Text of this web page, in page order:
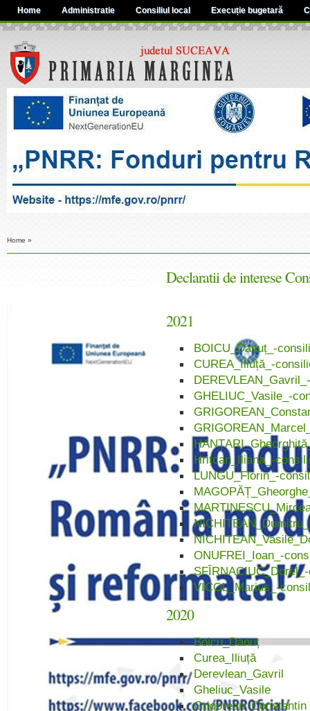
Home Administratie Consiliul local Execuție bugetară
Home »
Declaratii de interese
2021
BOICU_Danuț_-
CUREA_Iliuță_-
GHELIUC_Vasile_-
Hrițcan_Iliana_-
LUNGU_Florin_-
ONUFREI_Ioan_-
VICOL_Marius_-
2020
Boicu_Danuț
Curea_Iliuță
Derevlean_Gavril
Gheliuc_Vasile
Grigorean_Constantin